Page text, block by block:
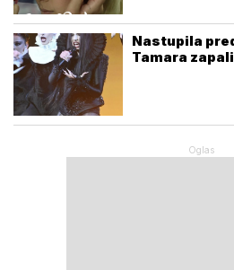
Nastupila
Tamara